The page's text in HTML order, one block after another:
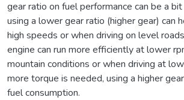
gear ratio on fuel performance can be a
using a lower gear ratio (higher gear) can
high speeds or when driving on level
engine can run more efficiently at lower
mountain conditions or when driving at
more torque is needed, using a higher
fuel consumption.